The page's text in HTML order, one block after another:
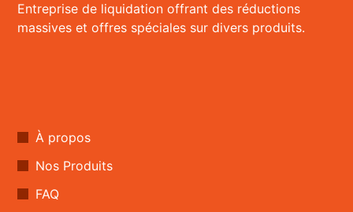
Entreprise de liquidation offrant des réductions
massives et offres spéciales sur divers produits.
À propos
Nos Produits
FAQ